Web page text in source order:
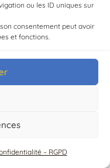
ou les ID uniques sur
consentement peut avoir
et fonctions.
– RGPD
Tous droits réservés.
DESIGN